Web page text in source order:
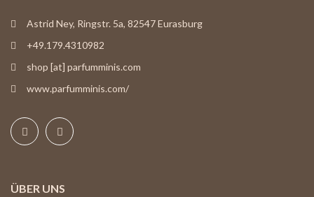
Astrid Ney, Ringstr. 5a, 82547 Eurasburg
+49.179.4310982
shop [at] parfumminis.com
www.parfumminis.com/
ÜBER UNS